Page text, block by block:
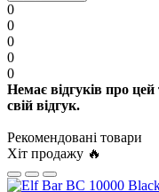
0
0
0
0
0
Немає відгуків про
свій відгук.
Рекомендовані товари
Хіт продажу 🔥